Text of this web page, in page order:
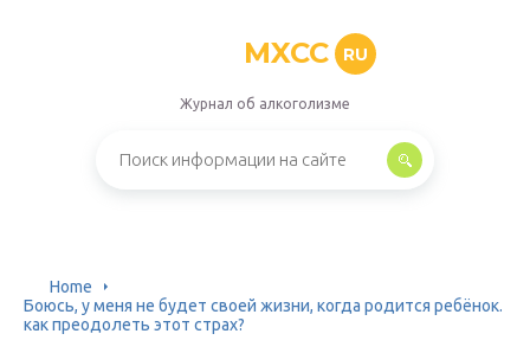
MXCC RU
Журнал об алкоголизме
Home
Боюсь, у меня не будет своей жизни, когда родится ребёнок.
как преодолеть этот страх?